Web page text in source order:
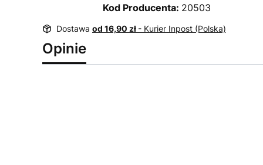
Kod Producenta: 20503
Dostawa od 16,90 zł - Kurier Inpost (Polska)
Opinie